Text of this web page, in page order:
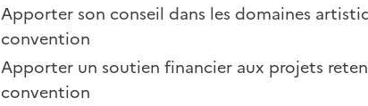
Apporter son conseil dans les domaines
convention
Apporter un soutien financier aux projets
convention